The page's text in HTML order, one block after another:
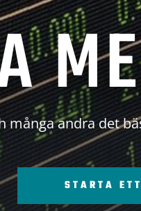
många andra det
STARTA